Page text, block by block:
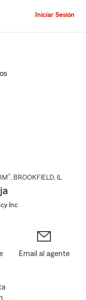
Iniciar Sesión
®, BROOKFIELD, IL
Inc
Email al agente